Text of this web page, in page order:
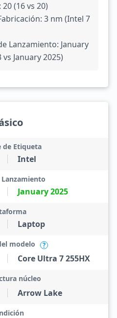
(16 vs 20)
3 nm (Intel 7
Lanzamiento: January
January 2025)
de Etiqueta
Intel
Lanzamiento
January 2025
Laptop
modelo ?
Core Ultra 7 255HX
núcleo
Arrow Lake